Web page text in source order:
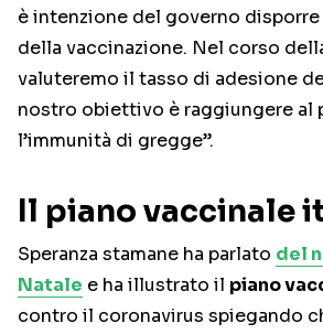
è intenzione del governo
della vaccinazione. Nel corso
valuteremo il tasso di adesione
nostro obiettivo è raggiungere al
l’immunità di gregge”.
Il piano vaccinale
Speranza stamane ha parlato del
Natale e ha illustrato il piano
contro il coronavirus spiegando